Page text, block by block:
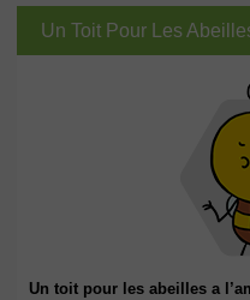
Un Toit Pour Les
Un toit pour les abeilles a